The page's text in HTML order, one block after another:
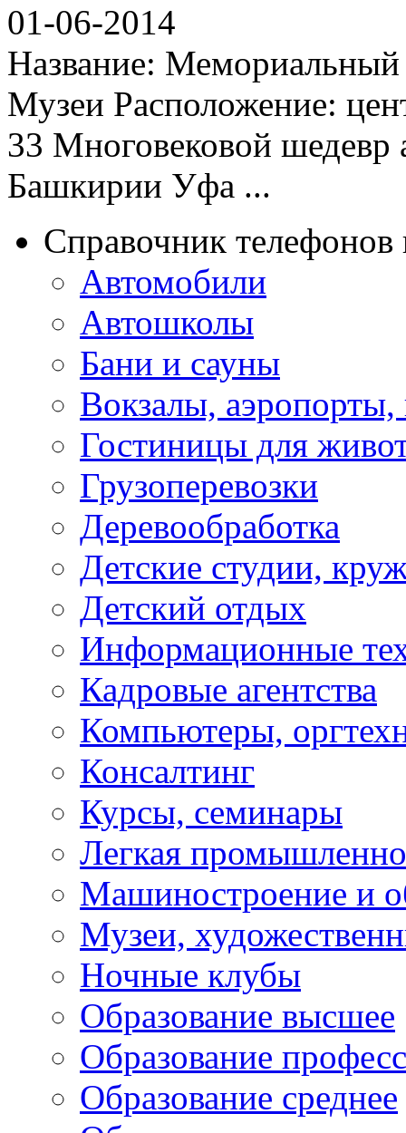
01-06-2014
Название:
Музеи Расположение:
33 Многовековой шедевр
Башкирии Уфа ...
Справочник
Автомобили
Автошколы
Бани и сауны
Вокзалы,
Гостиницы для
Грузоперевозки
Деревообработка
Детские студии,
Детский отдых
Информационные
Кадровые агентства
Компьютеры,
Консалтинг
Курсы, семинары
Легкая
Машиностроение и
Музеи,
Ночные клубы
Образование высшее
Образование
Образование среднее